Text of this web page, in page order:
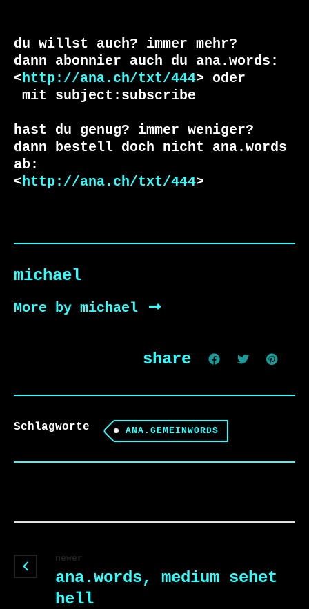
du willst auch? immer mehr?
dann abonnier auch du ana.words:
<http://ana.ch/txt/444
hast du genug? immer weniger?
dann bestell doch nicht ana.words
ab:
<http://ana.ch/txt/444>
michael
More by michael
share
Schlagworte ANA.GEMEINWORDS
newer
ana.words, medium sehet
hell